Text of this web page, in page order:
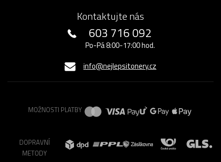
Kontaktujte nás
603 716 092
Po-Pá 8:00-17:00 hod.
info@nejlepsitonery.cz
MOŽNOSTI PLATBY
DOPRAVNÍ
METODY